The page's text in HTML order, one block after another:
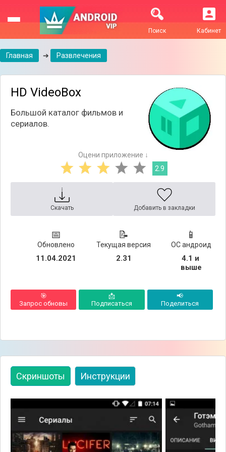
Кабинет
Поиск
Главная ➔ Развлечения
HD VideoBox
Большой каталог фильмов и
сериалов.
Оцени приложение ↓
2.9
Скачать Добавить в закладки
📅
Обновлено
11.04.2021
📝
Текущая версия
2.31
📱
ОС андроид
4.1 и
выше
🎯
Запрос обновы
📩
Подписаться
📢
Поделиться
Скриншоты Инструкции